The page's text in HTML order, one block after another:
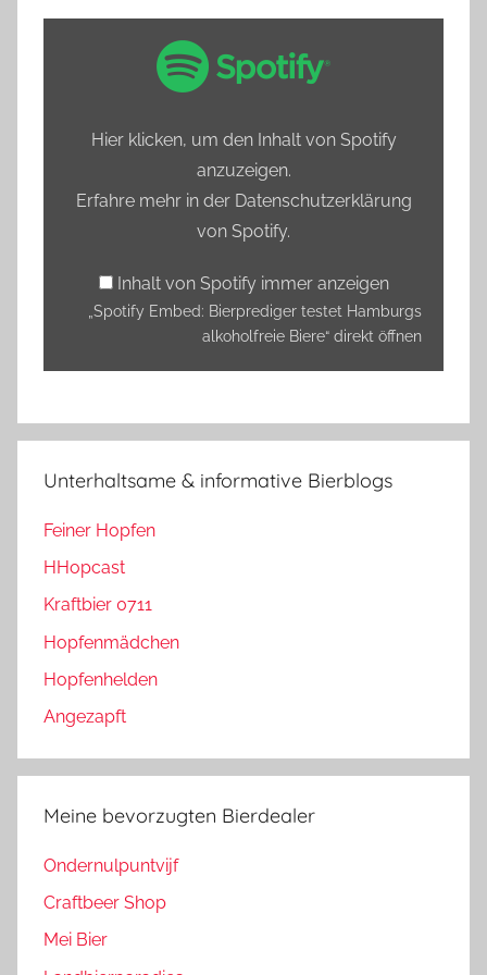
anzeigen
Hier klicken, um den Inhalt von Spotify
anzuzeigen.
Erfahre mehr in der Datenschutzerklärung
von Spotify.
Inhalt von Spotify immer anzeigen
„Spotify Embed: Bierprediger testet Hamburgs
alkoholfreie Biere“ direkt öffnen
Unterhaltsame & informative Bierblogs
Feiner Hopfen
HHopcast
Kraftbier 0711
Hopfenmädchen
Hopfenhelden
Angezapft
Meine bevorzugten Bierdealer
Ondernulpuntvijf
Craftbeer Shop
Mei Bier